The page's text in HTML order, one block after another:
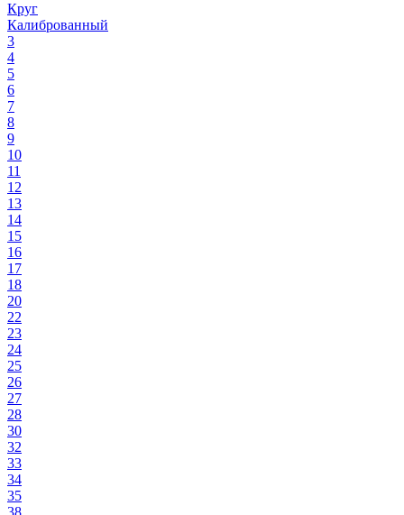
Круг
Калиброванный
3
4
5
6
7
8
9
10
11
12
13
14
15
16
17
18
20
22
23
24
25
26
27
28
30
32
33
34
35
38